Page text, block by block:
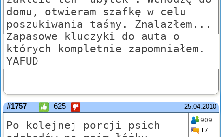
domu, otwieram szafkę w celu
poszukiwania taśmy. Znalazłem...
Zapasowe kluczyki do auta o
których kompletnie zapomniałem.
YAFUD
25.04.2010
#1757 625
909
17
Po kolejnej porcji psich